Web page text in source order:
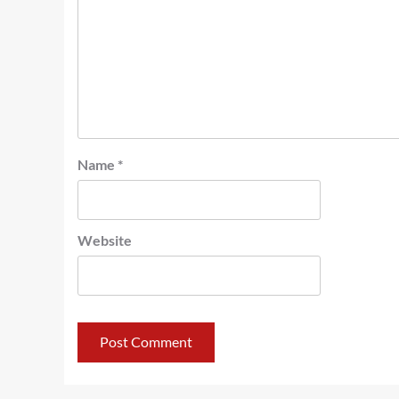
Name *
Website